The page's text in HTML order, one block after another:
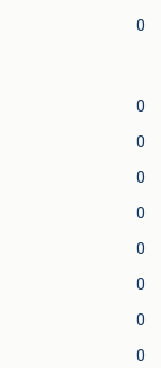
0
0
0
0
0
0
0
0
0